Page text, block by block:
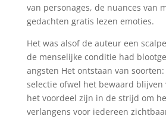
van personages, de nuances van
gedachten gratis lezen emoties.
Het was alsof de auteur een
de menselijke conditie had
angsten Het ontstaan van
selectie ofwel het bewaard blijven
het voordeel zijn in de strijd om
verlangens voor iedereen